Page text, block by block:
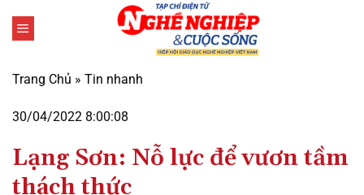
qua
dung
Trang Chủ » Tin nhanh
30/04/2022 8:00:08
Lạng Sơn: Nỗ lực để vươn tầm
thách thức